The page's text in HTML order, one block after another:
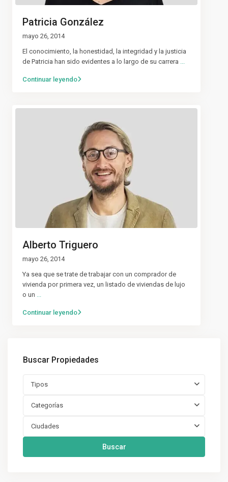
Patricia González
mayo 26, 2014
El conocimiento, la honestidad, la integridad y la justicia
de Patricia han sido evidentes a lo largo de su carrera
Continuar leyendo
Alberto Triguero
mayo 26, 2014
Ya sea que se trate de trabajar con un comprador de
vivienda por primera vez, un listado de viviendas de lujo
o un
Continuar leyendo
Buscar Propiedades
Tipos
Categorías
Ciudades
Buscar